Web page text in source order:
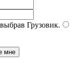
Грузовик.